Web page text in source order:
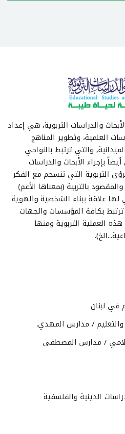
والدراسات التربوية، هي إعداد
العلمية، وتطوير المناهج
والتي ترتبط بالنواحي
بإجراء الأبحاث والدراسات
التربوية التي تنسجم مع الفكر
بالتربية (بمعناها الأعم)
علاقة ببناء الشخصية والهوية
ترتبط بكافة المؤسسات والجهات
العملية التربوية ومنها
في لبنان
والتعليم / مدارس المهدي.
/ مدارس المصطفى
الدينية والفلسفية